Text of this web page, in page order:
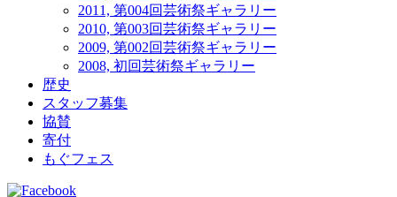
2011, 第004回芸術祭ギャラリー
2010, 第003回芸術祭ギャラリー
2009, 第002回芸術祭ギャラリー
2008, 初回芸術祭ギャラリー
歴史
スタッフ募集
協賛
寄付
もぐフェス